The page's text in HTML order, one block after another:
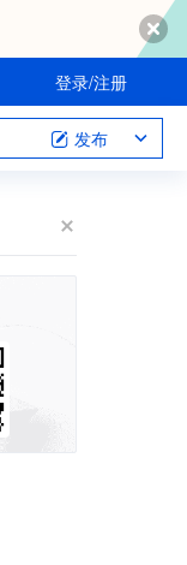
登录/注册
发布